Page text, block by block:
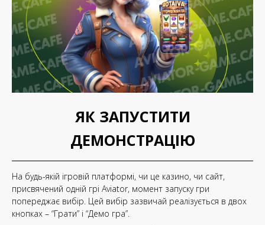
ЯК ЗАПУСТИТИ
ДЕМОНСТРАЦІЮ
На будь-якій ігровій платформі, чи це казино, чи сайт,
присвячений одній грі Aviator, момент запуску гри
попереджає вибір. Цей вибір зазвичай реалізується в двох
кнопках – “Грати” і “Демо гра”.